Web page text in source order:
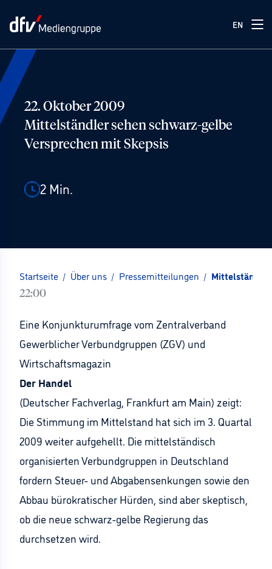
EN
22. Oktober 2009
Mittelständler sehen schwarz-gelbe
Versprechen mit Skepsis
2 Min.
Startseite / Über uns / Pressemitteilungen / Mittelständler
22:00
Eine Konjunkturumfrage vom Zentralverband
Gewerblicher Verbundgruppen (ZGV) und
Wirtschaftsmagazin
Der Handel
(Deutscher Fachverlag, Frankfurt am Main) zeigt:
Die Stimmung im Mittelstand hat sich im 3. Quartal
2009 weiter aufgehellt. Die mittelständisch
organisierten Verbundgruppen in Deutschland
fordern Steuer- und Abgabensenkungen sowie den
Abbau bürokratischer Hürden, sind aber skeptisch,
ob die neue schwarz-gelbe Regierung das
durchsetzen wird.